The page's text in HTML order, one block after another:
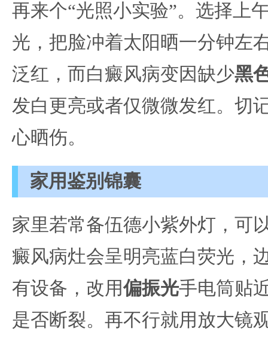
再来个“光照小实验”。选择上
光，把脸冲着太阳晒一分钟左
泛红，而白癜风病变因缺少黑
发白更亮或者仅微微发红。切
心晒伤。
家用鉴别锦囊
家里若常备伍德小紫外灯，可
癜风病灶会呈明亮蓝白荧光，
有设备，改用偏振光手电筒贴
是否断裂。再不行就用放大镜